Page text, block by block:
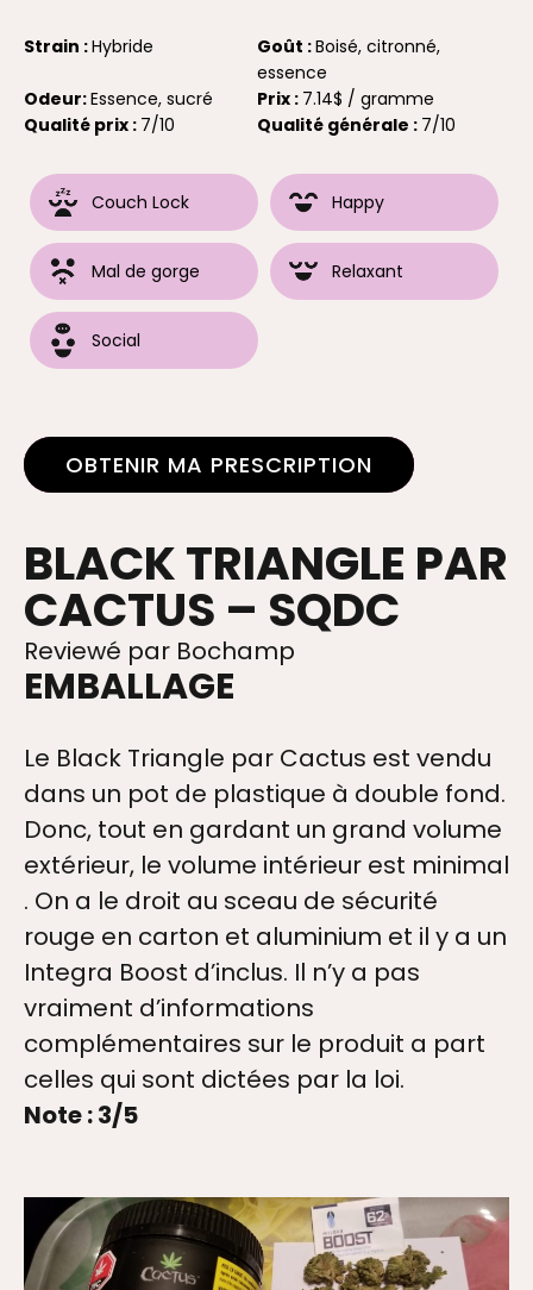
Strain :Hybride Goût :Boisé, citronné,
essence
Odeur:Essence, sucré Prix : 7.14$ / gramme
Qualité prix : 7/10 Qualité générale : 7/10
Couch Lock Happy
Mal de gorge Relaxant
Social
OBTENIR MA PRESCRIPTION
BLACK TRIANGLE PAR
CACTUS – SQDC
Reviewé par Bochamp
EMBALLAGE
Le Black Triangle par Cactus est vendu
dans un pot de plastique à double fond.
Donc, tout en gardant un grand volume
extérieur, le volume intérieur est minimal
. On a le droit au sceau de sécurité
rouge en carton et aluminium et il y a un
Integra Boost d’inclus. Il n’y a pas
vraiment d’informations
complémentaires sur le produit a part
celles qui sont dictées par la loi.
Note : 3/5